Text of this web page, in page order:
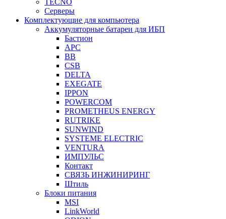
TECNO
Серверы
Комплектующие для компьютера
Аккумуляторные батареи для ИБП
Бастион
APC
BB
CSB
DELTA
EXEGATE
IPPON
POWERCOM
PROMETHEUS ENERGY
RUTRIKE
SUNWIND
SYSTEME ELECTRIC
VENTURA
ИМПУЛЬС
Контакт
СВЯЗЬ ИНЖИНИРИНГ
Штиль
Блоки питания
MSI
LinkWorld